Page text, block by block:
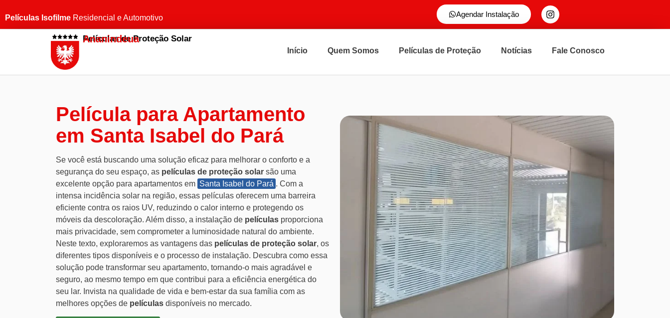
Películas Isofilme Residencial e Automotivo Agendar Instalação
Películas de Proteção Solar
Ananindeua
Início Quem Somos Películas de Proteção Notícias Fale Conosco
Película para Apartamento
em Santa Isabel do Pará
Se você está buscando uma solução eficaz para melhorar o conforto e a
segurança do seu espaço, as películas de proteção solar são uma
excelente opção para apartamentos em Santa Isabel do Pará . Com a
intensa incidência solar na região, essas películas oferecem uma barreira
eficiente contra os raios UV, reduzindo o calor interno e protegendo os
móveis da descoloração. Além disso, a instalação de películas proporciona
mais privacidade, sem comprometer a luminosidade natural do ambiente.
Neste texto, exploraremos as vantagens das películas de proteção solar, os
diferentes tipos disponíveis e o processo de instalação. Descubra como essa
solução pode transformar seu apartamento, tornando-o mais agradável e
seguro, ao mesmo tempo em que contribui para a eficiência energética do
seu lar. Invista na qualidade de vida e bem-estar da sua família com as
melhores opções de películas disponíveis no mercado.